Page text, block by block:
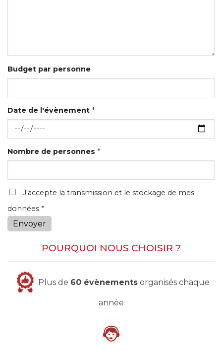
Budget par personne
Date de l'évènement *
Nombre de personnes *
J'accepte la transmission et le stockage de mes
données *
Envoyer
POURQUOI NOUS CHOISIR ?
Plus de 60 évènementsorganisés chaque
année